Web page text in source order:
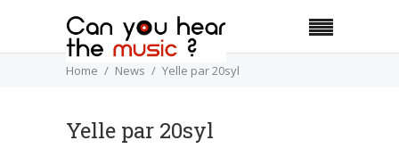
Home News Yelle par 20syl
Yelle par 20syl